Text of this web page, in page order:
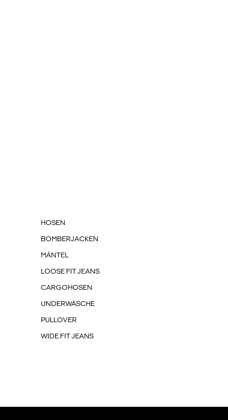
HOSEN
BOMBERJACKEN
MÄNTEL
LOOSE FIT JEANS
CARGOHOSEN
UNDERWÄSCHE
PULLOVER
WIDE FIT JEANS